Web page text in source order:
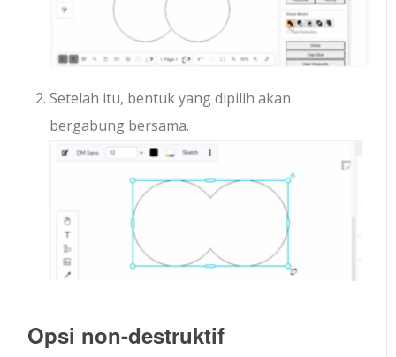
Setelah itu, bentuk yang dipilih akan
bergabung bersama.
Opsi non-destruktif